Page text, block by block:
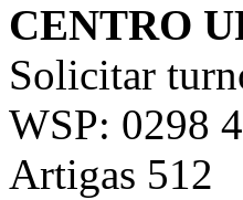
CENTRO
Solicitar
WSP: 0298
Artigas 512